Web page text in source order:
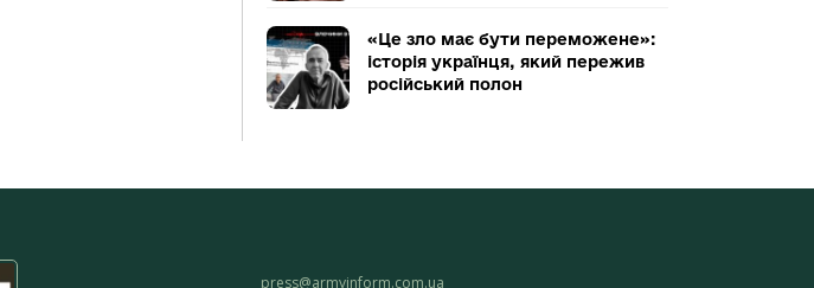
«Це зло має бути переможене»:
історія українця, який пережив
російський полон
press@armyinform.com.ua